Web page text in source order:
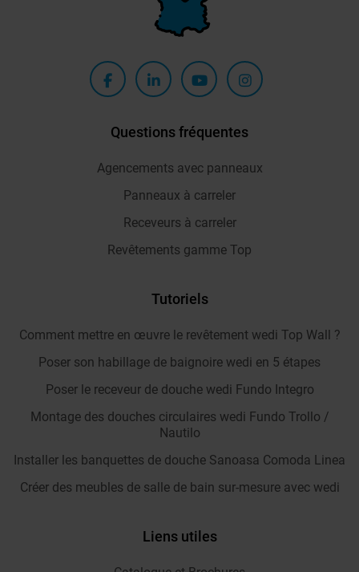
Questions fréquentes
Agencements avec panneaux
Panneaux à carreler
Receveurs à carreler
Revêtements gamme Top
Tutoriels
Comment mettre en œuvre le revêtement wedi Top Wall ?
Poser son habillage de baignoire wedi en 5 étapes
Poser le receveur de douche wedi Fundo Integro
Montage des douches circulaires wedi Fundo Trollo /
Nautilo
Installer les banquettes de douche Sanoasa Comoda Linea
Créer des meubles de salle de bain sur-mesure avec wedi
Liens utiles